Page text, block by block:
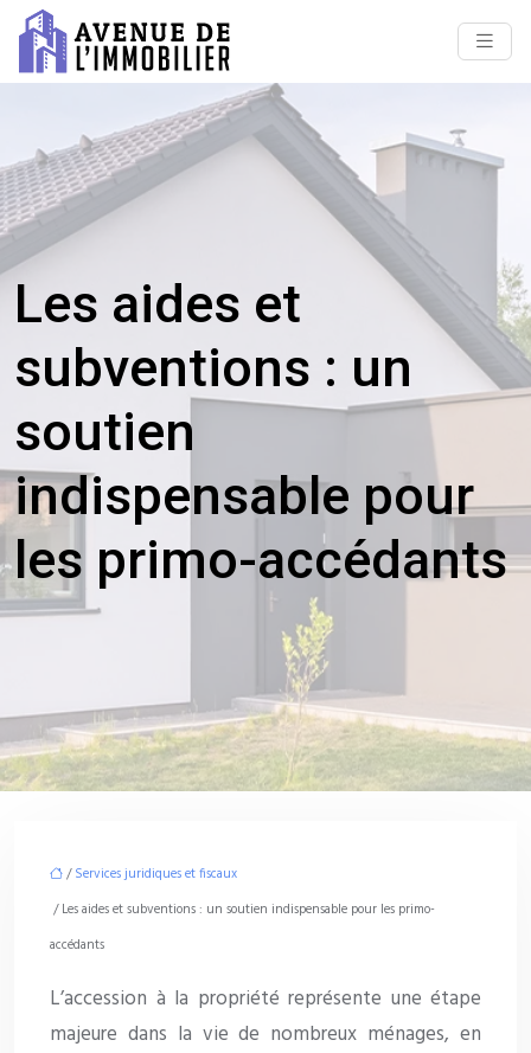
Les aides et
subventions : un
soutien
indispensable pour
les primo-accédants
/Services juridiques et fiscaux
/ Les aides et subventions : un soutien indispensable pour les primo-
accédants
L’accession à la propriété représente une étape
majeure dans la vie de nombreux ménages, en